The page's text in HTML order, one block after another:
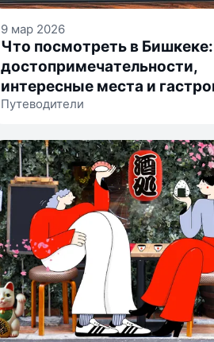
9 мар 2026
Что посмотреть в Бишкеке:
достопримечательности,
интересные места и
местной жительницы
Путеводители